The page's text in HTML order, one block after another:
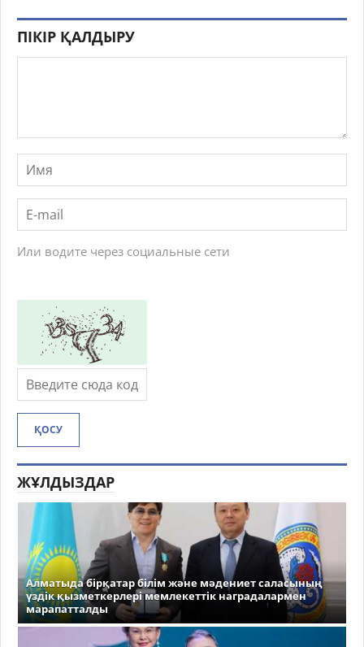
ПІКІР ҚАЛДЫРУ
Или водите через социальные сети
ҚОСУ
ЖҰЛДЫЗДАР
Алматыда бірқатар білім және мәдениет саласының
үздік қызметкерлері мемлекеттік наградалармен
марапатталды